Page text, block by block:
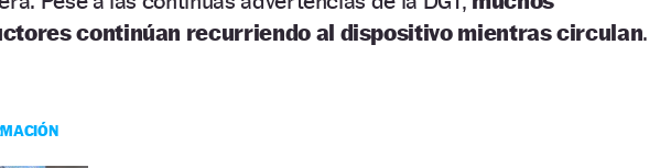
continúan recurriendo al dispositivo mientras circulan.